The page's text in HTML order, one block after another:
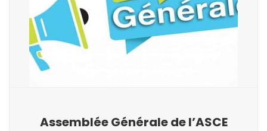
Assemblée Générale de l’ASCE